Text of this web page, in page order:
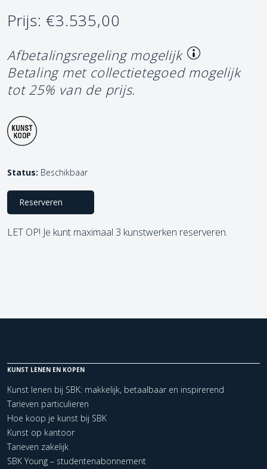
Prijs: €3.535,00
Afbetalingsregeling mogelijk
Betaling met collectietegoed mogelijk
tot 25% van de prijs.
Status: Beschikbaar
Reserveren
LET OP! Je kunt maximaal 3 kunstwerken reserveren.
KUNST LENEN EN KOPEN
Kunst lenen bij SBK: makkelijk, betaalbaar en inspirerend
Tarieven particulieren
Hoe koop je kunst bij SBK
Kunst op kantoor
Tarieven zakelijk
SBK Young – studentenabonnement